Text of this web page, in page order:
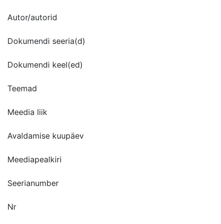
Autor/autorid
Dokumendi seeria(d)
Dokumendi keel(ed)
Teemad
Meedia liik
Avaldamise kuupäev
Meediapealkiri
Seerianumber
Nr